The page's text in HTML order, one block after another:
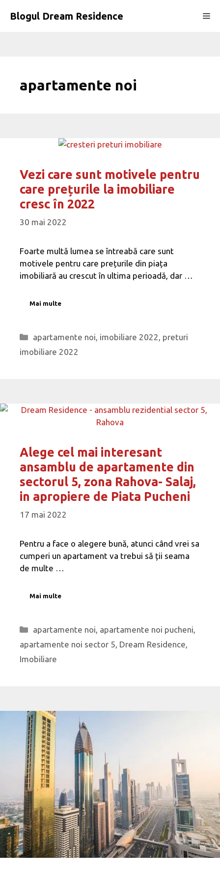
Blogul Dream Residence
apartamente noi
Vezi care sunt motivele pentru
care prețurile la imobiliare
cresc în 2022
30 mai 2022
Foarte multă lumea se întreabă care sunt
motivele pentru care prețurile din piața
imobiliară au crescut în ultima perioadă, dar …
Mai multe
Categorii
apartamente noi, imobiliare 2022, preturi
imobiliare 2022
Alege cel mai interesant
ansamblu de apartamente din
sectorul 5, zona Rahova- Salaj,
in apropiere de Piata Pucheni
17 mai 2022
Pentru a face o alegere bună, atunci când vrei sa
cumperi un apartament va trebui să ții seama
de multe …
Mai multe
Categorii
apartamente noi, apartamente noi pucheni,
apartamente noi sector 5, Dream Residence,
Imobiliare